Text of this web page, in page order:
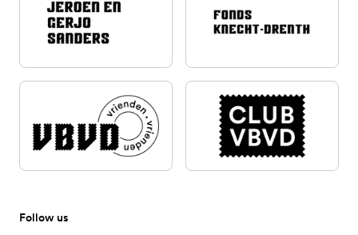
Follow us